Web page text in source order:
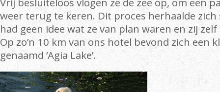
weer terug te keren. Dit proces herhaalde
had geen idee wat ze van plan waren en zij
Op zo’n 10 km van ons hotel bevond zich een
genaamd ‘Agia Lake’.